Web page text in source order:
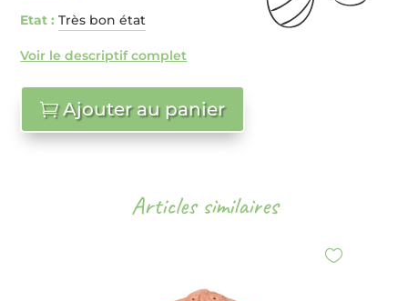
Etat : Très bon état
Voir le descriptif complet
Ajouter au panier
Articles similaires